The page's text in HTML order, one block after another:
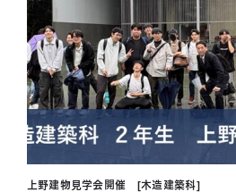
上野建物見学会開催 [木造建築科]